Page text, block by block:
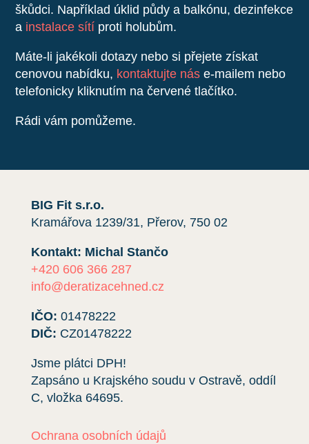
škůdci. Například úklid půdy a balkónu, dezinfekce
a instalace sítí proti holubům.
Máte-li jakékoli dotazy nebo si přejete získat
cenovou nabídku, kontaktujte nás e-mailem nebo
telefonicky kliknutím na červené tlačítko.
Rádi vám pomůžeme.
BIG Fit s.r.o.
Kramářova 1239/31, Přerov, 750 02
Kontakt: Michal Stančo
+420 606 366 287
info@deratizacehned.cz
IČO: 01478222
DIČ: CZ01478222
Jsme plátci DPH!
Zapsáno u Krajského soudu v Ostravě, oddíl
C, vložka 64695.
Ochrana osobních údajů